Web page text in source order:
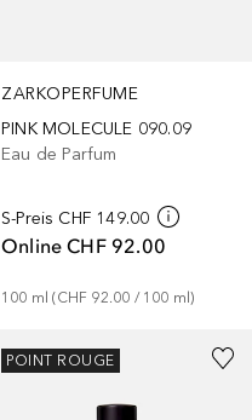
ZARKOPERFUME
PINK MOLECULE 090.09
Eau de Parfum
S-Preis CHF 149.00
Online CHF 92.00
100 ml (CHF 92.00 / 100 ml)
POINT ROUGE